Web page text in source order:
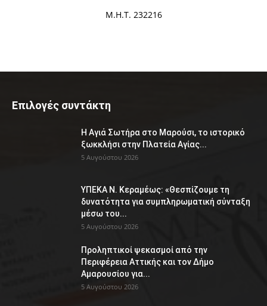
Μ.Η.Τ. 232216
Επιλογές συντάκτη
Η Αγιά Σωτήρα στο Μαρούσι, το ιστορικό
ξωκκλήσι στην Πλατεία Αγίας...
5 Αυγούστου 2026
ΥΠΕΚΑ Ν. Κεραμέως: «Θεσπίζουμε τη
δυνατότητα για συμπληρωματική σύνταξη
μέσω του...
5 Αυγούστου 2026
Προληπτικοί ψεκασμοί από την
Περιφέρεια Αττικής και τον Δήμο
Αμαρουσίου για...
5 Αυγούστου 2026